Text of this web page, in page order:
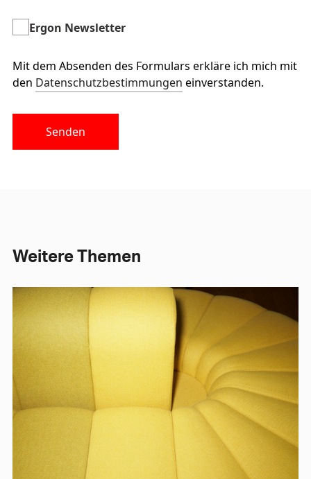
Ergon Newsletter
Mit dem Absenden des Formulars erkläre ich mich mit
den Datenschutzbestimmungen einverstanden.
Senden
Weitere Themen